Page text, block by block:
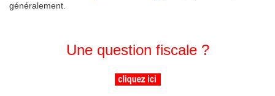
généralement.
Une question fiscale ?